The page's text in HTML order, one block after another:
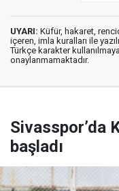
UYARI: Küfür, hakaret,
içeren, imla kuralları ile
Türkçe karakter
onaylanmamaktadır.
Sivasspor’da
başladı